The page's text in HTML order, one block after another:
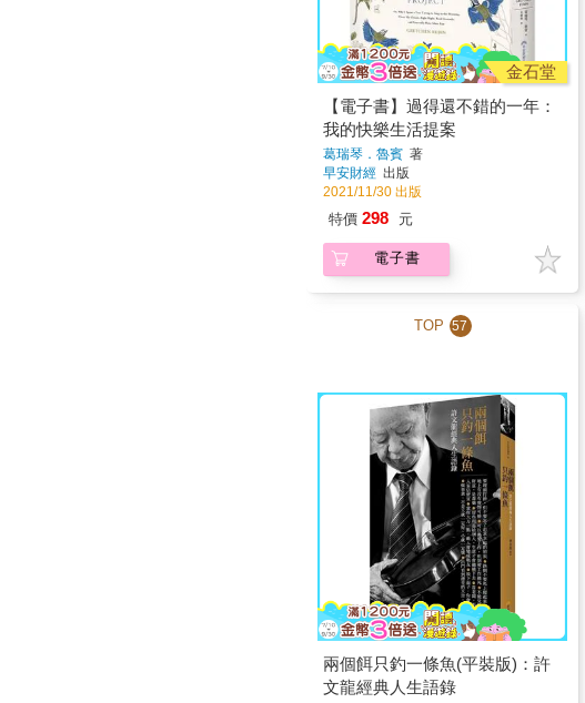
金石堂
【電子書】過得還不錯的一年：
我的快樂生活提案
葛瑞琴．魯賓 著
早安財經 出版
2021/11/30 出版
特價 298 元
電子書
TOP 57
兩個餌只釣一條魚(平裝版)：許
文龍經典人生語錄